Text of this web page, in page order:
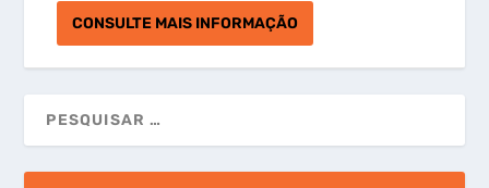
CONSULTE MAIS INFORMAÇÃO